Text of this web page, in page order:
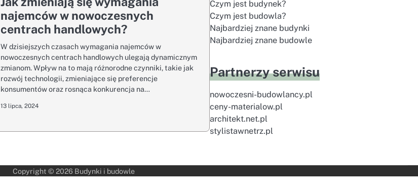
najemców w nowoczesnych
centrach handlowych?
W dzisiejszych czasach wymagania najemców w
nowoczesnych centrach handlowych ulegają dynamicznym
zmianom. Wpływ na to mają różnorodne czynniki, takie jak
rozwój technologii, zmieniające się preferencje
konsumentów oraz rosnąca konkurencja na…
13 lipca, 2024
Czym jest budynek?
Czym jest budowla?
Najbardziej znane budynki
Najbardziej znane budowle
Partnerzy serwisu
nowoczesni-budowlancy.pl
ceny-materialow.pl
architekt.net.pl
stylistawnetrz.pl
Copyright © 2026 Budynki i budowle